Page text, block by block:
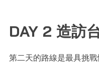
DAY 2 造訪
第二天的路線是最具挑